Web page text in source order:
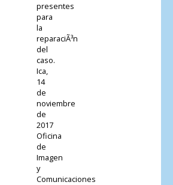
presentes
para
la
reparaciÃ³n
del
caso.
Ica,
14
de
noviembre
de
2017
Oficina
de
Imagen
y
Comunicaciones